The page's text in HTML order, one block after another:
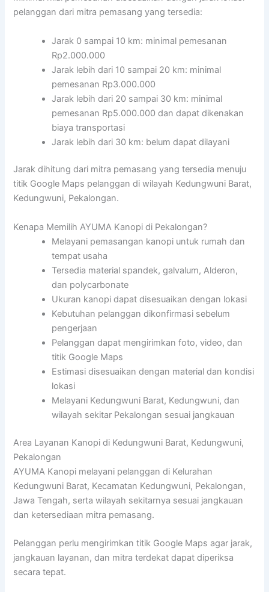
pelanggan dari mitra pemasang yang tersedia:
Jarak 0 sampai 10 km: minimal pemesanan
Rp2.000.000
Jarak lebih dari 10 sampai 20 km: minimal
pemesanan Rp3.000.000
Jarak lebih dari 20 sampai 30 km: minimal
pemesanan Rp5.000.000 dan dapat dikenakan
biaya transportasi
Jarak lebih dari 30 km: belum dapat dilayani
Jarak dihitung dari mitra pemasang yang tersedia menuju
titik Google Maps pelanggan di wilayah Kedungwuni Barat,
Kedungwuni, Pekalongan.
Kenapa Memilih AYUMA Kanopi di Pekalongan?
Melayani pemasangan kanopi untuk rumah dan
tempat usaha
Tersedia material spandek, galvalum, Alderon,
dan polycarbonate
Ukuran kanopi dapat disesuaikan dengan lokasi
Kebutuhan pelanggan dikonfirmasi sebelum
pengerjaan
Pelanggan dapat mengirimkan foto, video, dan
titik Google Maps
Estimasi disesuaikan dengan material dan kondisi
lokasi
Melayani Kedungwuni Barat, Kedungwuni, dan
wilayah sekitar Pekalongan sesuai jangkauan
Area Layanan Kanopi di Kedungwuni Barat, Kedungwuni,
Pekalongan
AYUMA Kanopi melayani pelanggan di Kelurahan
Kedungwuni Barat, Kecamatan Kedungwuni, Pekalongan,
Jawa Tengah, serta wilayah sekitarnya sesuai jangkauan
dan ketersediaan mitra pemasang.
Pelanggan perlu mengirimkan titik Google Maps agar jarak,
jangkauan layanan, dan mitra terdekat dapat diperiksa
secara tepat.